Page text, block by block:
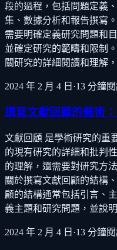
段的過程，包括問題定義
集、數據分析和報告撰寫
需要明確定義研究問題和
並確定研究的範疇和限制
關研究的詳細閱讀和理解
2024 年 2 月 4 日 ·13 分鐘
撰寫文獻回顧的藝術
文獻回顧 是學術研究的重
的現有研究的詳細和批判
的理解，還需要對研究方
關於撰寫文獻回顧的結構
顧的結構通常包括引言、
義主題和研究問題，並說
2024 年 2 月 4 日 ·13 分鐘